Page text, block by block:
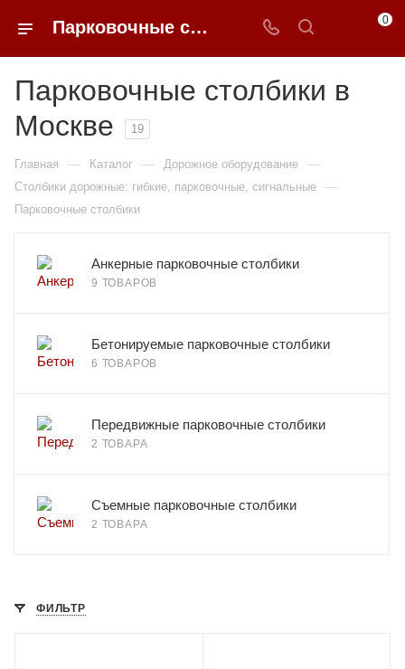
Парковочные столбики в Москве купить по доступным ценам с доставкой от 0ФФЕР.ру 0
Парковочные столбики в
Москве
19
Главная — Каталог — Дорожное оборудование —
Столбики дорожные: гибкие, парковочные, сигнальные —
Парковочные столбики
Анкерные парковочные столбики
9 ТОВАРОВ
Бетонируемые парковочные столбики
6 ТОВАРОВ
Передвижные парковочные столбики
2 ТОВАРА
Съемные парковочные столбики
2 ТОВАРА
ФИЛЬТР